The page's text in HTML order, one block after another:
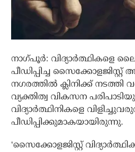
നാഗ്പൂർ: വിദ്യാർത്ഥികളെ
പീഡിപ്പിച്ച സൈക്കോളജിസ്റ്റ്
നഗരത്തിൽ ക്ലിനിക്ക് നടത്തി
വ്യക്തിത്വ വികസന
വിദ്യാർത്ഥിനികളെ
പീഡിപ്പിക്കുമാകയായിരുന്നു.
‘സൈക്കോളജിസ്റ്റ്